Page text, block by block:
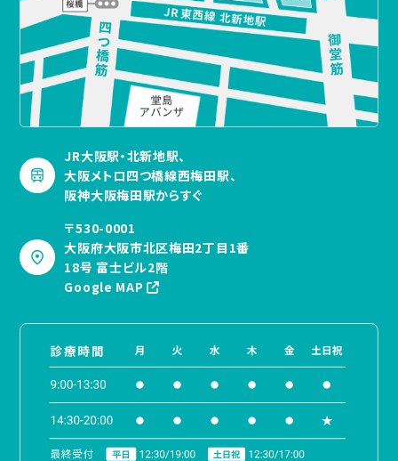
JR大阪駅・北新地駅、
大阪メトロ四つ橋線西梅田駅、
阪神大阪梅田駅からすぐ
〒530-0001
大阪府大阪市北区梅田2丁目1番
18号 富士ビル2階
Google MAP